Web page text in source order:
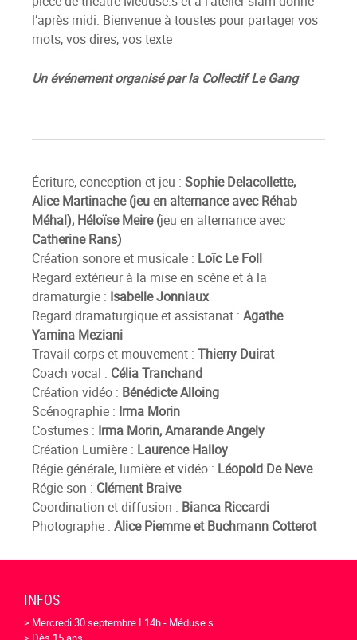
l’après midi. Bienvenue à toustes pour partager vos
mots, vos dires, vos texte
Un événement organisé par la Collectif Le Gang
Écriture, conception et jeu : Sophie Delacollette,
Alice Martinache (jeu en alternance avec Réhab
Méhal), Héloïse Meire (jeu en alternance avec
Catherine Rans)
Création sonore et musicale : Loïc Le Foll
Regard extérieur à la mise en scène et à la
dramaturgie : Isabelle Jonniaux
Regard dramaturgique et assistanat : Agathe
Yamina Meziani
Travail corps et mouvement : Thierry Duirat
Coach vocal : Célia Tranchand
Création vidéo : Bénédicte Alloing
Scénographie : Irma Morin
Costumes : Irma Morin, Amarande Angely
Création Lumière : Laurence Halloy
Régie générale, lumière et vidéo : Léopold De Neve
Régie son : Clément Braive
Coordination et diffusion : Bianca Riccardi
Photographe : Alice Piemme et Buchmann Cotterot
INFOS
> Mercredi 30 septembre I 14h - Méduse.s